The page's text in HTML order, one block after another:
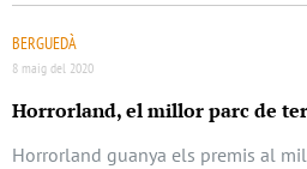
BERGUEDÀ
8 maig del 2020
Horrorland, el millor parc de
Horrorland guanya els premis al